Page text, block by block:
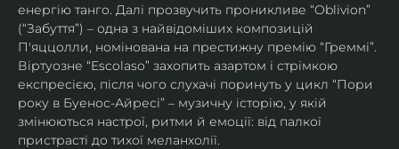
енергію танго. Далі прозвучить проникливе “Oblivion”
(“Забуття”) – одна з найвідоміших композицій
П'яццолли, номінована на престижну премію “Греммі”.
Віртуозне “Escolaso” захопить азартом і стрімкою
експресією, після чого слухачі поринуть у цикл “Пори
року в Буенос-Айресі” – музичну історію, у якій
змінюються настрої, ритми й емоції: від палкої
пристрасті до тихої меланхолії.